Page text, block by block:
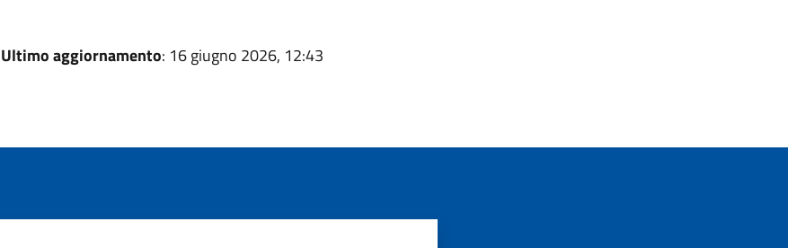
Ultimo aggiornamento: 16 giugno 2026, 12:43